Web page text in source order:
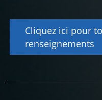
Cliquez ici pour
renseignements